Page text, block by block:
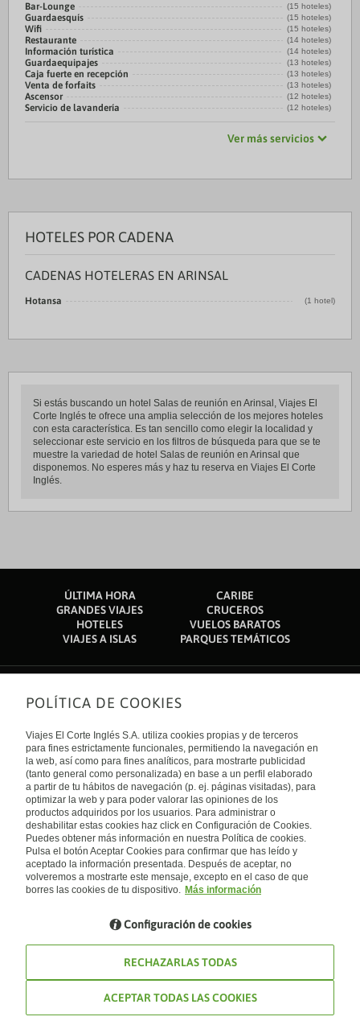
Bar-Lounge (15 hoteles)
Guardaesquís (15 hoteles)
Wifi (15 hoteles)
Restaurante (14 hoteles)
Información turística (14 hoteles)
Guardaequipajes (13 hoteles)
Caja fuerte en recepción (13 hoteles)
Venta de forfaits (13 hoteles)
Ascensor (12 hoteles)
Servicio de lavandería (12 hoteles)
Ver más servicios
HOTELES POR CADENA
CADENAS HOTELERAS EN ARINSAL
Hotansa (1 hotel)
Si estás buscando un hotel Salas de reunión en Arinsal, Viajes El
Corte Inglés te ofrece una amplia selección de los mejores hoteles
con esta característica. Es tan sencillo como elegir la localidad y
seleccionar este servicio en los filtros de búsqueda para que se te
muestre la variedad de hotel Salas de reunión en Arinsal que
disponemos. No esperes más y haz tu reserva en Viajes El Corte
Inglés.
ÚLTIMA HORA
CARIBE
GRANDES VIAJES
CRUCEROS
HOTELES
VUELOS BARATOS
VIAJES A ISLAS
PARQUES TEMÁTICOS
Sobre nosotros
Quiénes somos
Financiación
Sostenibilidad
Turismo accesible
Tarjeta El Corte Inglés
Trabaja con nosotros
El Corte Inglés
Canal Ético
Enlaces de interés
Guías de viaje
Catálogos
Auto check-in
Condiciones Generales
Política de privacidad
Política de cookies
Accesibilidad
Empresas/ Grupos
Internacional
España
Visita nuestro blog
Blog de Viajes el Corte inglés
POLÍTICA DE COOKIES
Viajes El Corte Inglés S.A. utiliza cookies propias y de terceros
para fines estrictamente funcionales, permitiendo la navegación en
la web, así como para fines analíticos, para mostrarte publicidad
(tanto general como personalizada) en base a un perfil elaborado
a partir de tu hábitos de navegación (p. ej. páginas visitadas), para
optimizar la web y para poder valorar las opiniones de los
productos adquiridos por los usuarios. Para administrar o
deshabilitar estas cookies haz click en Configuración de Cookies.
Puedes obtener más información en nuestra Política de cookies.
Pulsa el botón Aceptar Cookies para confirmar que has leído y
aceptado la información presentada. Después de aceptar, no
volveremos a mostrarte este mensaje, excepto en el caso de que
borres las cookies de tu dispositivo. Más información
Configuración de cookies
RECHAZARLAS TODAS
ACEPTAR TODAS LAS COOKIES